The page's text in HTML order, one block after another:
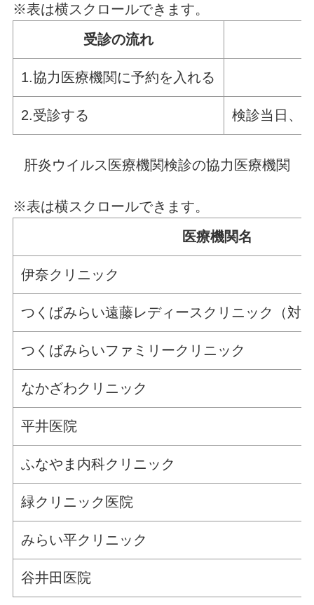
※表は横スクロールできます。
受診の流れ
1.協力医療機関に予約を入れる
2.受診する 検診当日、
肝炎ウイルス医療機関検診の協力医療機関
※表は横スクロールできます。
医療機関名
伊奈クリニック
つくばみらい遠藤レディースクリニック（対
つくばみらいファミリークリニック
なかざわクリニック
平井医院
ふなやま内科クリニック
緑クリニック医院
みらい平クリニック
谷井田医院